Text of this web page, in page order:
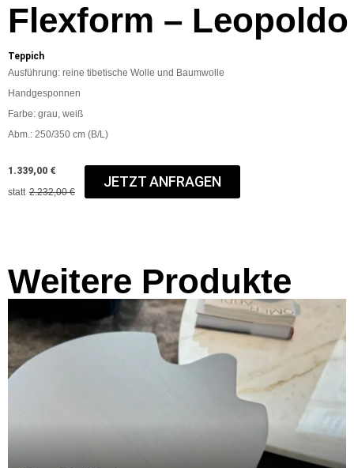
Flexform – Leopoldo
Teppich
Ausführung: reine tibetische Wolle und Baumwolle
Handgesponnen
Farbe: grau, weiß
Abm.: 250/350 cm (B/L)
1.339,00 €
statt 2.232,00 €
JETZT ANFRAGEN
Weitere Produkte